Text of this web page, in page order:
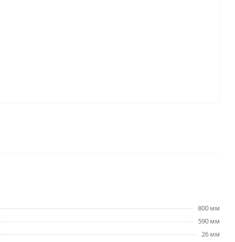
800 мм
590 мм
26 мм